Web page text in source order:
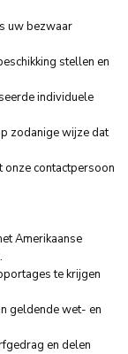
uw bezwaar
stellen en
individuele
zodanige wijze dat
onze contactpersoon
Amerikaanse
te krijgen
geldende wet- en
en delen